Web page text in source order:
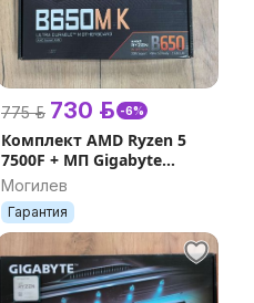
775 р. 730 р. -6%
Комплект AMD Ryzen 5
7500F + МП Gigabyte
B650M K
Могилев
Гарантия